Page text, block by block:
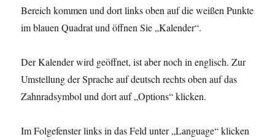
Bereich kommen und dort links oben auf die weißen Punkte
im blauen Quadrat und öffnen Sie „Kalender“.
Der Kalender wird geöffnet, ist aber noch in englisch. Zur
Umstellung der Sprache auf deutsch rechts oben auf das
Zahnradsymbol und dort auf „Options“ klicken.
Im Folgefenster links in das Feld unter „Language“ klicken